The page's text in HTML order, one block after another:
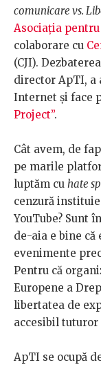
comunicare vs.
Asociația
colaborare cu
(CJI).
director ApTI, a
Internet și face
Project”.
Cât avem, de
pe marile
luptăm cu hate
cenzură
YouTube? Sunt
de-aia e bine că
evenimente
Pentru că
Europene a
libertatea de
accesibil
ApTI se ocupă